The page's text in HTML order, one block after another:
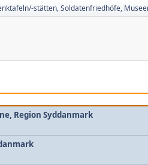
stätten, Soldatenfriedhöfe,
Region Syddanmark